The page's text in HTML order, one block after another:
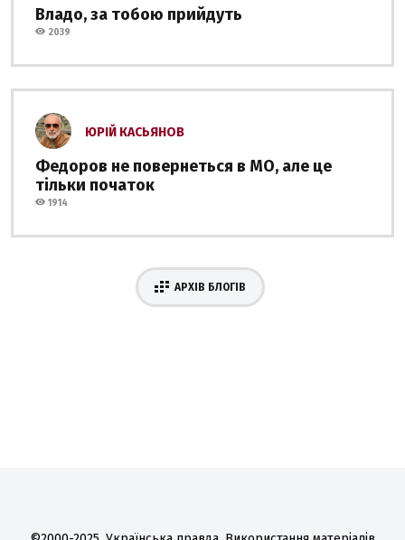
Владо, за тобою прийдуть
2039
ЮРІЙ КАСЬЯНОВ
Федоров не повернеться в МО, але це
тільки початок
1914
АРХІВ БЛОГІВ